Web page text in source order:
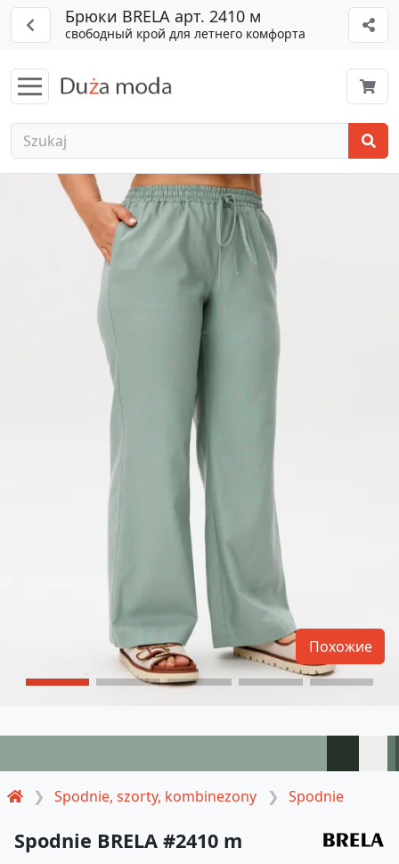
Брюки BRELA арт. 2410 м
свободный крой для летнего комфорта
Spodnie, szorty, kombinezony Spodnie
Похожие
Spodnie BRELA #2410 m